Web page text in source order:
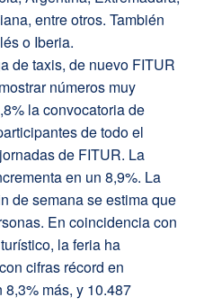
entre otros. También
o Iberia.
de taxis, de nuevo FITUR
números muy
la convocatoria de
de todo el
de FITUR. La
en un 8,9%. La
de semana se estima que
En coincidencia con
la feria ha
cifras récord en
más, y 10.487